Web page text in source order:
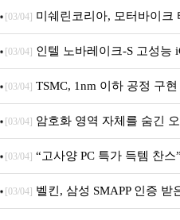
스' 이벤트 실시
[03/04] 미쉐린코리아, 모터바이크
트 진행
[03/04] 인텔 노바레이크-S 고성능
40W?
[03/04] TSMC, 1nm 이하 공정 구
발
[03/04] 암호화 영역 자체를 숨긴
브' 공개
[03/04] “고사양 PC 특가 득템 찬
행
[03/04] 벨킨, 삼성 SMAPP 인증